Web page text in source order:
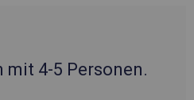
mit 4-5 Personen.